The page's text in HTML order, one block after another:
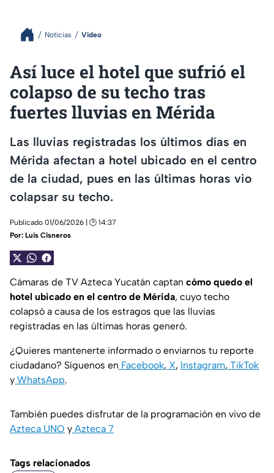
Noticias Video
Así luce el hotel que sufrió el
colapso de su techo tras
fuertes lluvias en Mérida
Las lluvias registradas los últimos días en
Mérida afectan a hotel ubicado en el centro
de la ciudad, pues en las últimas horas vio
colapsar su techo.
Publicado 01/06/2026 | 🕑 14:37
Por: Luis Cisneros
Cámaras de TV Azteca Yucatán captan cómo quedo el
hotel ubicado en el centro de Mérida, cuyo techo
colapsó a causa de los estragos que las lluvias
registradas en las últimas horas generó.
¿Quieres mantenerte informado o enviarnos tu reporte
ciudadano? Síguenos en Facebook, X, Instagram, TikTok
y WhatsApp.
También puedes disfrutar de la programación en vivo de
Azteca UNO y Azteca 7
Tags relacionados